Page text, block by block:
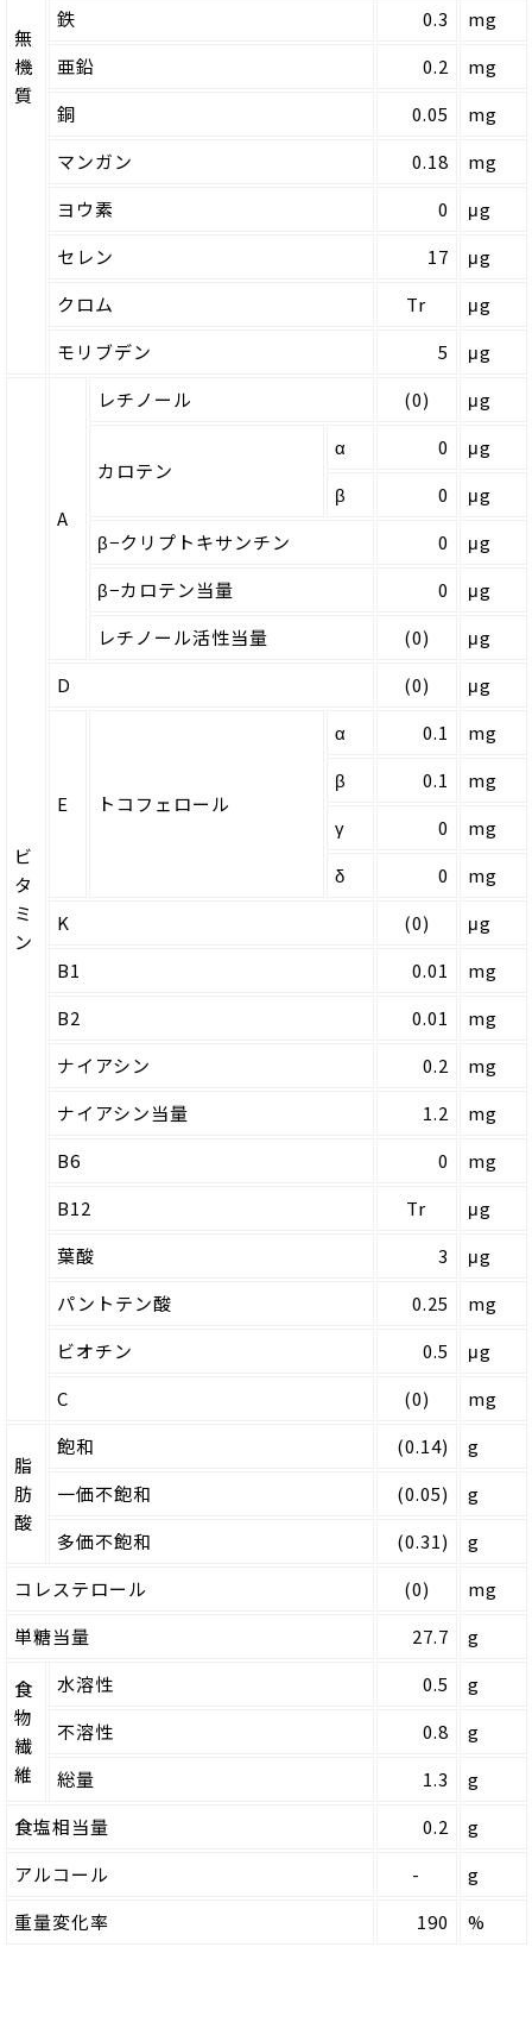
無
機
質
鉄
0.3
mg
亜鉛
0.2
mg
銅
0.05
mg
マンガン
0.18
mg
ヨウ素
0
μg
セレン
17
μg
クロム
Tr
μg
モリブデン
5 μg
ビ
タ
ミ
ン
A
レチノール (0) μg
カロテン
α 0
μg
β
0
μg
β−クリプトキサンチン
0
μg
β−カロテン当量
0
μg
レチノール活性当量
(0)
μg
D
(0) μg
E トコフェロール
α 0.1
mg
β
0.1
mg
γ
0
mg
δ
0
mg
K
(0)
μg
B1
0.01
mg
B2
0.01
mg
ナイアシン
0.2
mg
ナイアシン当量
1.2
mg
B6
0
mg
B12
Tr
μg
葉酸
3
μg
パントテン酸
0.25
mg
ビオチン
0.5
μg
C
(0) mg
脂
肪
酸
飽和 (0.14)
g
一価不飽和
(0.05)
g
多価不飽和
(0.31)
g
コレステロール
(0)
mg
単糖当量
27.7 g
食
物
繊
維
水溶性 0.5
g
不溶性
0.8
g
総量
1.3
g
食塩相当量
0.2
g
アルコール
-
g
重量変化率
190 %